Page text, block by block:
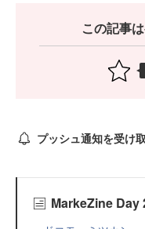
この記事
プッシュ通知を受け
MarkeZine Day